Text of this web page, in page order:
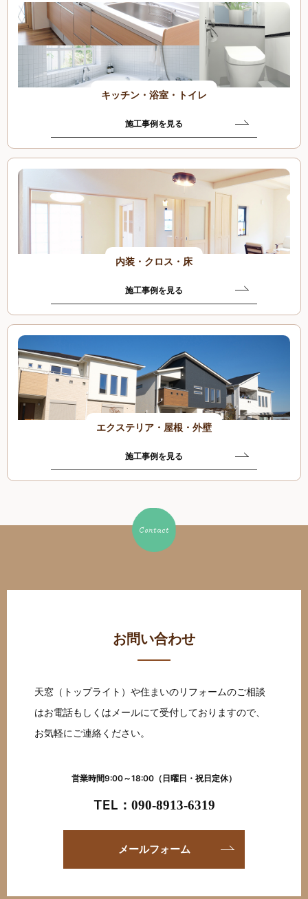
キッチン・浴室・トイレ
施工事例を見る
内装・クロス・床
施工事例を見る
エクステリア・屋根・外壁
施工事例を見る
お問い合わせ
天窓（トップライト）や住まいのリフォームのご相談
はお電話もしくはメールにて受付しておりますので、
お気軽にご連絡ください。
営業時間9:00～18:00（日曜日・祝日定休）
TEL： 090-8913-6319
メールフォーム